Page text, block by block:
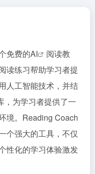
免费的AI
阅读教
读练习帮助学习者提
人工智能技术，并结
，为学习者提供了一
境。Reading Coach
个强大的工具，不仅
性化的学习体验激发